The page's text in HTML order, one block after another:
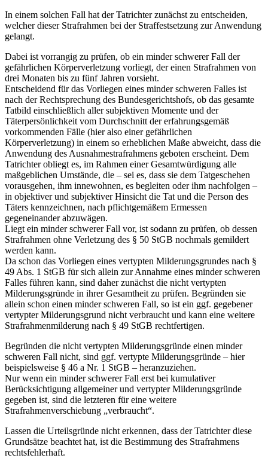
In einem solchen Fall hat der Tatrichter zunächst zu entscheiden,
welcher dieser Strafrahmen bei der Straffestsetzung zur Anwendung
gelangt.
Dabei ist vorrangig zu prüfen, ob ein minder schwerer Fall der
gefährlichen Körperverletzung vorliegt, der einen Strafrahmen von
drei Monaten bis zu fünf Jahren vorsieht.
Entscheidend für das Vorliegen eines minder schweren Falles ist
nach der Rechtsprechung des Bundesgerichtshofs, ob das gesamte
Tatbild einschließlich aller subjektiven Momente und der
Täterpersönlichkeit vom Durchschnitt der erfahrungsgemäß
vorkommenden Fälle (hier also einer gefährlichen
Körperverletzung) in einem so erheblichen Maße abweicht, dass die
Anwendung des Ausnahmestrafrahmens geboten erscheint. Dem
Tatrichter obliegt es, im Rahmen einer Gesamtwürdigung alle
maßgeblichen Umstände, die – sei es, dass sie dem Tatgeschehen
vorausgehen, ihm innewohnen, es begleiten oder ihm nachfolgen –
in objektiver und subjektiver Hinsicht die Tat und die Person des
Täters kennzeichnen, nach pflichtgemäßem Ermessen
gegeneinander abzuwägen.
Liegt ein minder schwerer Fall vor, ist sodann zu prüfen, ob dessen
Strafrahmen ohne Verletzung des § 50 StGB nochmals gemildert
werden kann.
Da schon das Vorliegen eines vertypten Milderungsgrundes nach §
49 Abs. 1 StGB für sich allein zur Annahme eines minder schweren
Falles führen kann, sind daher zunächst die nicht vertypten
Milderungsgründe in ihrer Gesamtheit zu prüfen. Begründen sie
allein schon einen minder schweren Fall, so ist ein ggf. gegebener
vertypter Milderungsgrund nicht verbraucht und kann eine weitere
Strafrahmenmilderung nach § 49 StGB rechtfertigen.
Begründen die nicht vertypten Milderungsgründe einen minder
schweren Fall nicht, sind ggf. vertypte Milderungsgründe – hier
beispielsweise § 46 a Nr. 1 StGB – heranzuziehen.
Nur wenn ein minder schwerer Fall erst bei kumulativer
Berücksichtigung allgemeiner und vertypter Milderungsgründe
gegeben ist, sind die letzteren für eine weitere
Strafrahmenverschiebung „verbraucht“.
Lassen die Urteilsgründe nicht erkennen, dass der Tatrichter diese
Grundsätze beachtet hat, ist die Bestimmung des Strafrahmens
rechtsfehlerhaft.